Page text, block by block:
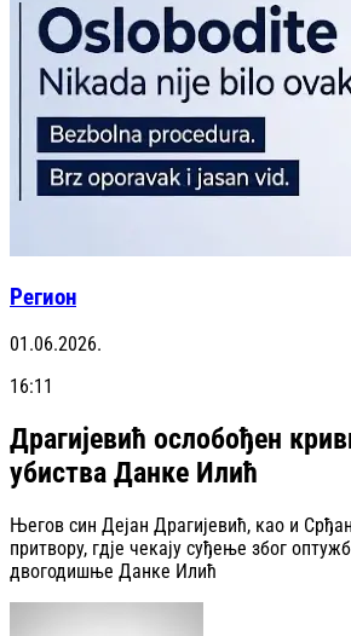
Регион
01.06.2026.
16:11
Драгијевић ослобођен
убиства Данке Илић
Његов син Дејан Драгијевић, као и
притвору, гдје чекају суђење због
двогодишње Данке Илић